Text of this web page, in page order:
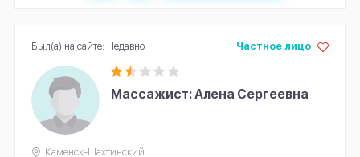
Массажист: Алена Сергеевна
Частное лицо
Каменск-Шахтинский
Был(а) на сайте: Недавно